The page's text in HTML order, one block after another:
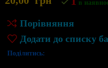
в
Порівняння
Додати до списку
Поділитись: